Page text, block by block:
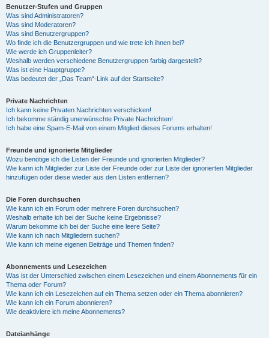
Benutzer-Stufen und Gruppen
Was sind Administratoren?
Was sind Moderatoren?
Was sind Benutzergruppen?
Wo finde ich die Benutzergruppen und wie trete ich ihnen bei?
Wie werde ich Gruppenleiter?
Weshalb werden verschiedene Benutzergruppen farbig dargestellt?
Was ist eine Hauptgruppe?
Was bedeutet der „Das Team“-Link auf der Startseite?
Private Nachrichten
Ich kann keine Privaten Nachrichten verschicken!
Ich bekomme ständig unerwünschte Private Nachrichten!
Ich habe eine Spam-E-Mail von einem Mitglied dieses Forums erhalten!
Freunde und ignorierte Mitglieder
Wozu benötige ich die Listen der Freunde und ignorierten Mitglieder?
Wie kann ich Mitglieder zur Liste der Freunde oder zur Liste der ignorierten Mitglieder
hinzufügen oder diese wieder aus den Listen entfernen?
Die Foren durchsuchen
Wie kann ich ein Forum oder mehrere Foren durchsuchen?
Weshalb erhalte ich bei der Suche keine Ergebnisse?
Warum bekomme ich bei der Suche eine leere Seite?
Wie kann ich nach Mitgliedern suchen?
Wie kann ich meine eigenen Beiträge und Themen finden?
Abonnements und Lesezeichen
Was ist der Unterschied zwischen einem Lesezeichen und einem Abonnements für ein
Thema oder Forum?
Wie kann ich ein Lesezeichen auf ein Thema setzen oder ein Thema abonnieren?
Wie kann ich ein Forum abonnieren?
Wie deaktiviere ich meine Abonnements?
Dateianhänge